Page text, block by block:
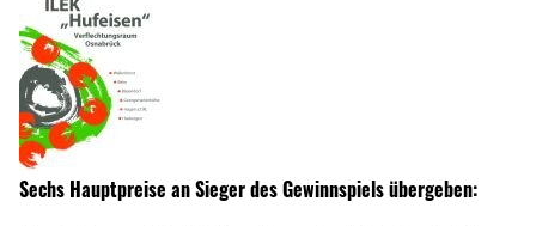
Sechs Hauptpreise an Sieger des Gewinnspiels übergeben: